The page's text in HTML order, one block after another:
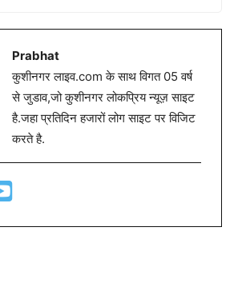
Prabhat
कुशीनगर लाइव.com के साथ विगत 05 वर्ष
से जुडाव,जो कुशीनगर लोकप्रिय न्यूज़ साइट
है.जहा प्रतिदिन हजारों लोग साइट पर विजिट
करते है.